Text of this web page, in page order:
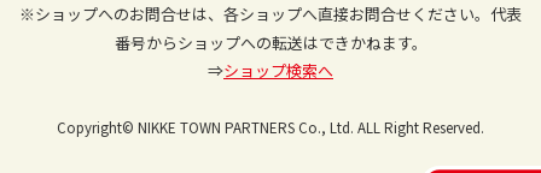
※ショップへのお問合せは、各ショップへ直接お問合せください。代表
番号からショップへの転送はできかねます。
⇒ショップ検索へ
Copyright© NIKKE TOWN PARTNERS Co., Ltd. ALL Right Reserved.